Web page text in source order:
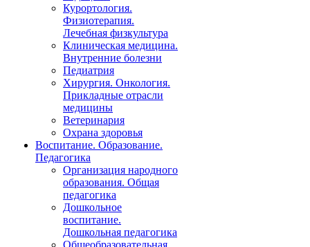
Курортология.
Физиотерапия.
Лечебная физкультура
Клиническая медицина.
Внутренние болезни
Педиатрия
Хирургия. Онкология.
Прикладные отрасли
медицины
Ветеринария
Охрана здоровья
Воспитание. Образование.
Педагогика
Организация народного
образования. Общая
педагогика
Дошкольное
воспитание.
Дошкольная педагогика
Общеобразовательная